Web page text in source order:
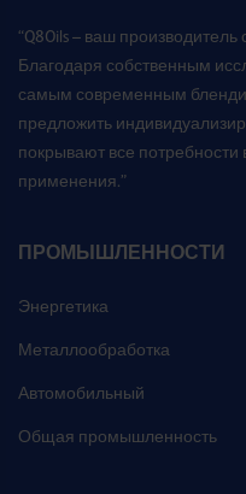
“Q8Oils – ваш
Благодаря собственным
самым современным
предложить
покрывают все
применения.”
ПРОМЫШЛЕННОСТИ
Энергетика
Металлообработка
Автомобильный
Общая промышленность